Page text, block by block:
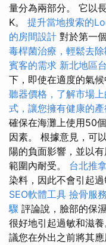
量分為兩部分。 它以
K。 提升當地搜索的
的房間設計 對於第一
毒桿菌治療，輕鬆去
賓客的需求 新北地區
下，即使在適度的氣
聽器價格，了解市場
式，讓您擁有健康的
確保在海灘上使用50
因素。 根據意見，可
陽的負面影響，並以
範圍內耐受。 台北推
染料，因此不會引起
SEO軟體工具 撿骨服
驟 評論說，臉部的保
很好地引起過敏和滋養
議您在外出之前將其